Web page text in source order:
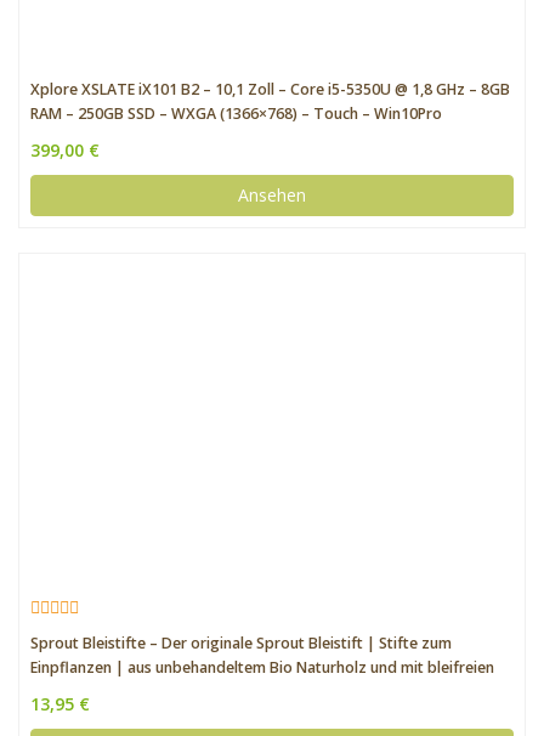
Xplore XSLATE iX101 B2 – 10,1 Zoll – Core i5-5350U @ 1,8 GHz – 8GB
RAM – 250GB SSD – WXGA (1366×768) – Touch – Win10Pro
399,00 €
Ansehen
Sprout Bleistifte – Der originale Sprout Bleistift | Stifte zum
Einpflanzen | aus unbehandeltem Bio Naturholz und mit bleifreien
13,95 €